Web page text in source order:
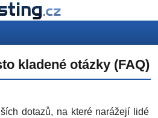
kladené otázky (FAQ)
dotazů, na které narážejí lidé